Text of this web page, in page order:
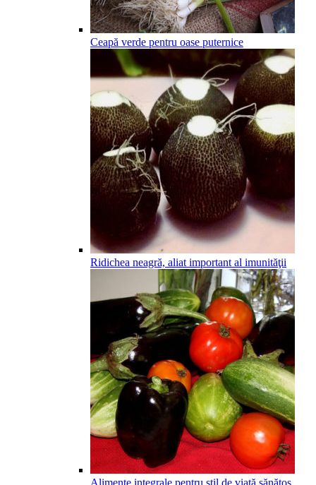
Ceapă verde pentru oase puternice
Ridichea neagră, aliat important al imunităţii
Alimente integrale pentru stil de viață sănătos